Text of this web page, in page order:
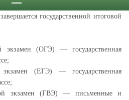
государственной итоговой
экзамен (ОГЭ) — государственная
экзамен (ЕГЭ) — государственная
экзамен (ГВЭ) — письменные и